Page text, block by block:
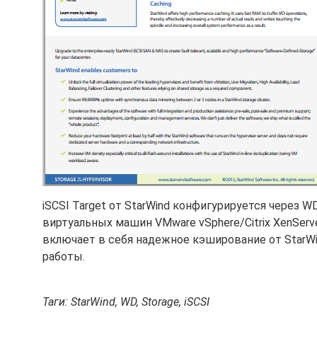
iSCSI Target от StarWind конфигурируется через
виртуальных машин VMware vSphere/Citrix
включает в себя надежное кэширование от
работы.
Таги: StarWind, WD, Storage, iSCSI